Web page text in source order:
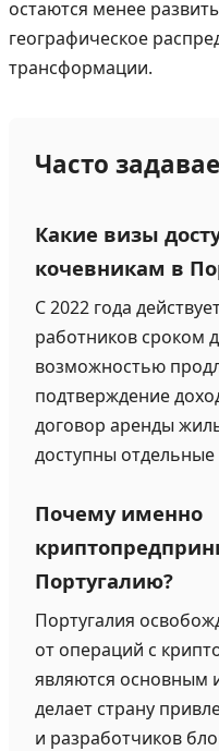
остаются менее
географическое
трансформации.
Часто
Какие визы
кочевникам в
С 2022 года
работников сроком
возможностью
подтверждение
договор аренды
доступны
Почему именно
Португалию?
Португалия
от операций с
являются основным
делает страну
и разработчиков